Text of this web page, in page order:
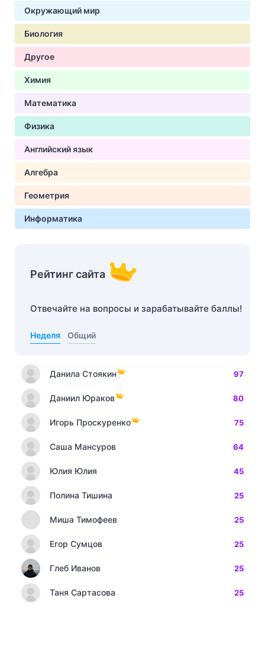
Окружающий мир
Биология
Другое
Химия
Математика
Физика
Английский язык
Алгебра
Геометрия
Информатика
Рейтинг сайта
Отвечайте на вопросы и зарабатывайте баллы!
Неделя Общий
Данила Стоякин 97
Даниил Юраков 80
Игорь Проскуренко 75
Саша Мансуров 64
Юлия Юлия 45
Полина Тишина 25
Миша Тимофеев 25
Егор Сумцов 25
Глеб Иванов 25
Таня Сартасова 25